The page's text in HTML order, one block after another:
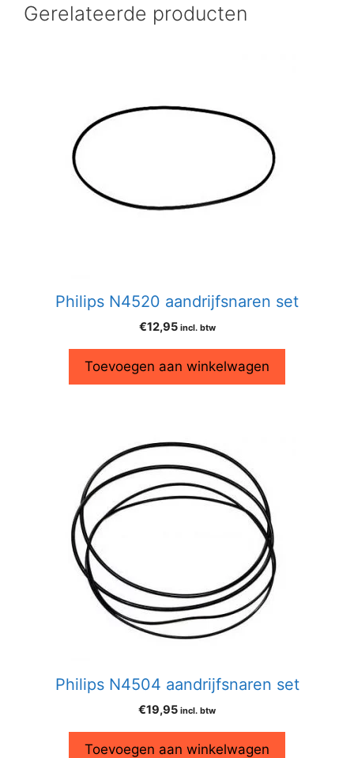
Gerelateerde producten
Philips N4520 aandrijfsnaren set
€12,95 incl. btw
Toevoegen aan winkelwagen
Philips N4504 aandrijfsnaren set
€19,95 incl. btw
Toevoegen aan winkelwagen